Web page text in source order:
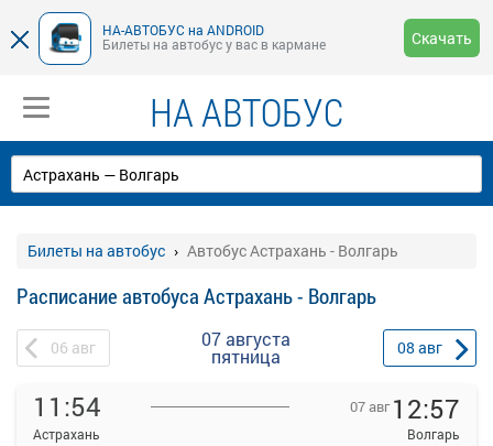
НА-АВТОБУС на ANDROID
Билеты на автобус у вас в кармане
Скачать
НА АВТОБУС
Билеты на автобус Автобус Астрахань - Волгарь
Расписание автобуса Астрахань - Волгарь
06 авг 07 августа
пятница 08 авг
11:54
Астрахань
07 авг 12:57
Волгарь